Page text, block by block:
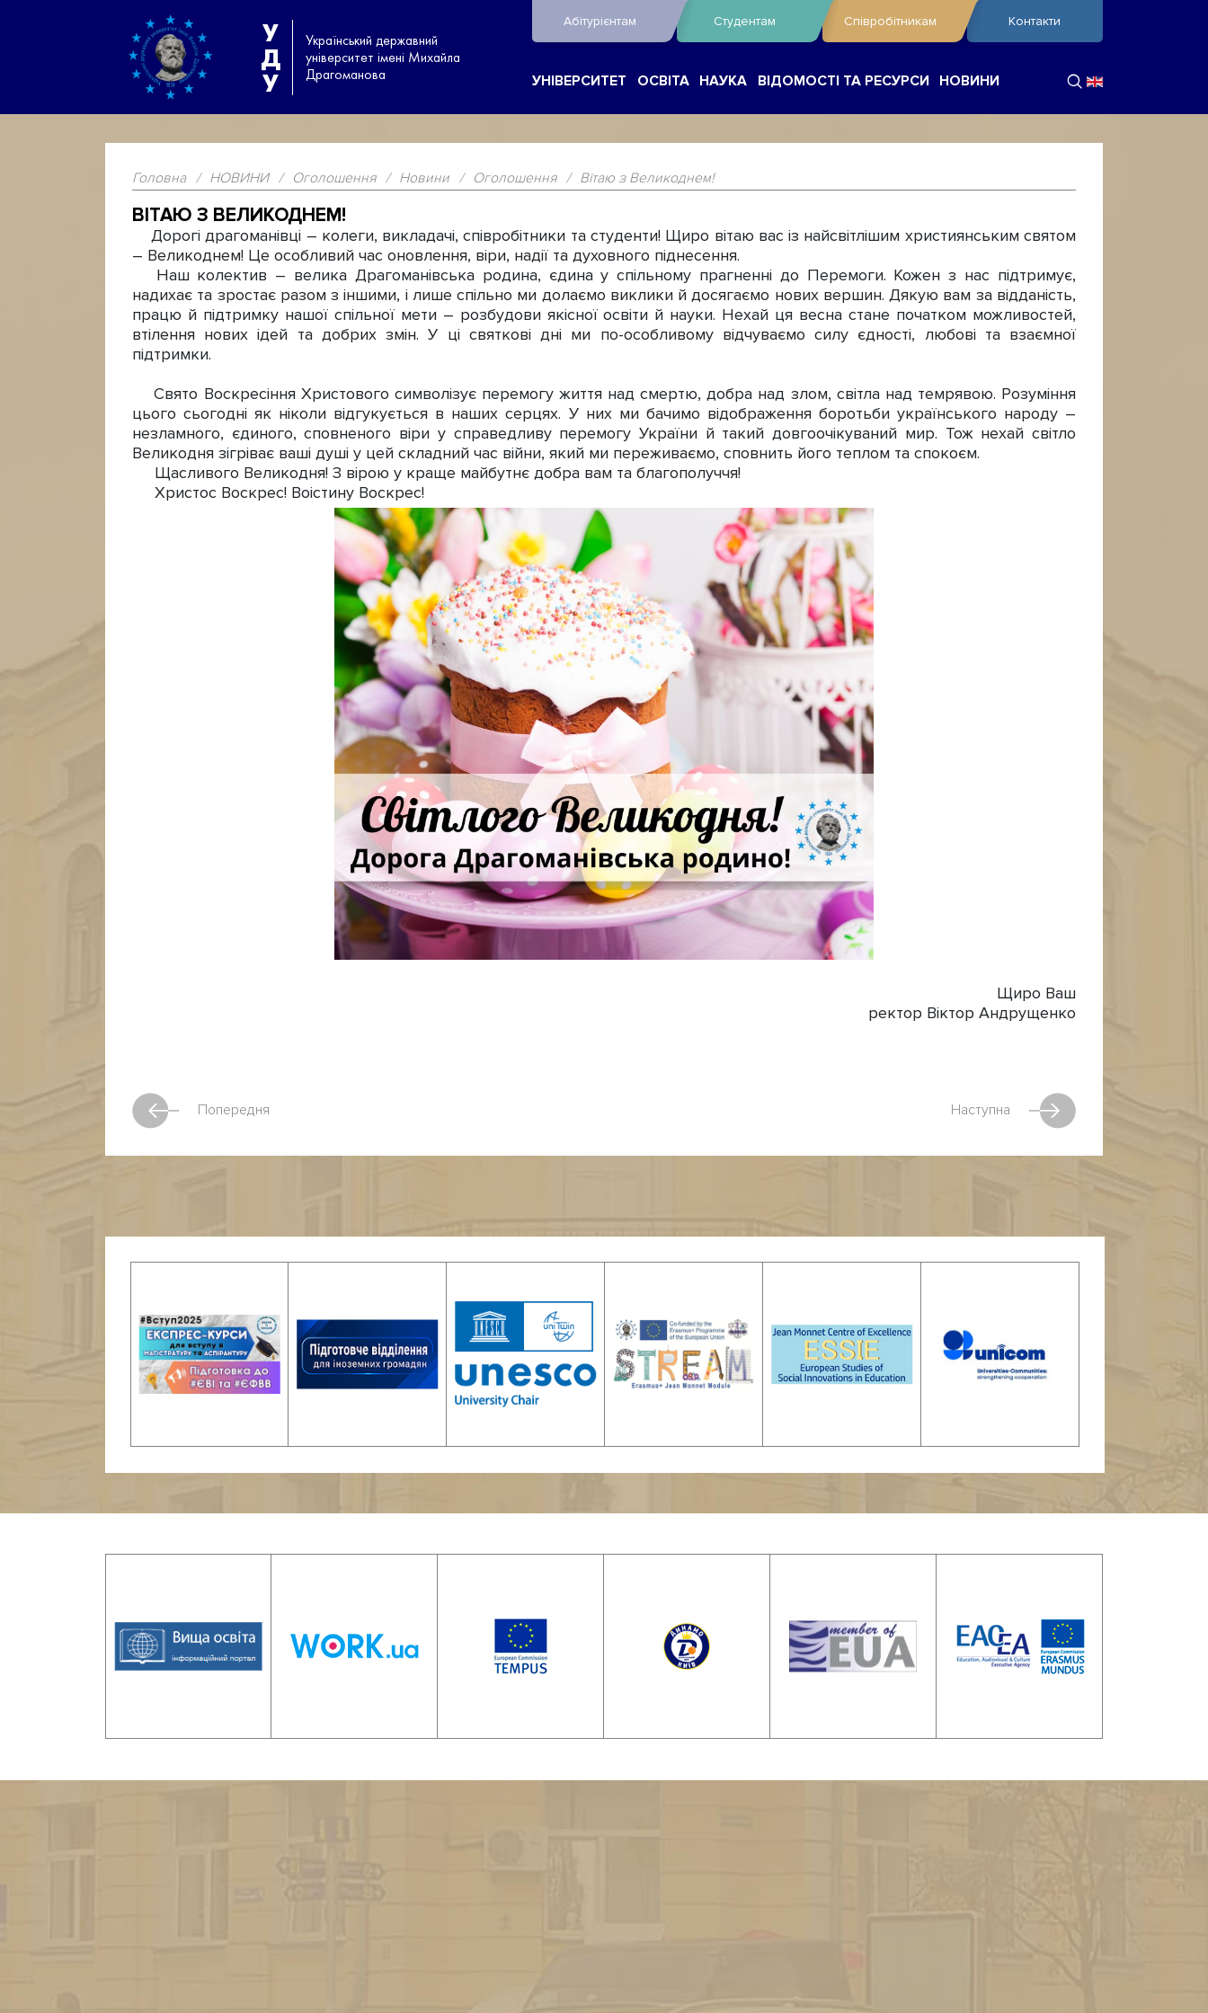
У
Д
У
Український державний
університет імені Михайла
Драгоманова
Абітурієнтам Студентам Співробітникам Контакти
УНІВЕРСИТЕТ ОСВІТА НАУКА ВІДОМОСТІ ТА РЕСУРСИ НОВИНИ
Головна / НОВИНИ / Оголошення / Новини / Оголошення / Вітаю з Великоднем!
ВІТАЮ З ВЕЛИКОДНЕМ!
Дорогі драгоманівці – колеги, викладачі, співробітники та студенти! Щиро вітаю вас із найсвітлішим християнським святом
– Великоднем! Це особливий час оновлення, віри, надії та духовного піднесення.
Наш колектив – велика Драгоманівська родина, єдина у спільному прагненні до Перемоги. Кожен з нас підтримує,
надихає та зростає разом з іншими, і лише спільно ми долаємо виклики й досягаємо нових вершин. Дякую вам за відданість,
працю й підтримку нашої спільної мети – розбудови якісної освіти й науки. Нехай ця весна стане початком можливостей,
втілення нових ідей та добрих змін. У ці святкові дні ми по-особливому відчуваємо силу єдності, любові та взаємної
підтримки.
Свято Воскресіння Христового символізує перемогу життя над смертю, добра над злом, світла над темрявою. Розуміння
цього сьогодні як ніколи відгукується в наших серцях. У них ми бачимо відображення боротьби українського народу –
незламного, єдиного, сповненого віри у справедливу перемогу України й такий довгоочікуваний мир. Тож нехай світло
Великодня зігріває ваші душі у цей складний час війни, який ми переживаємо, сповнить його теплом та спокоєм.
Щасливого Великодня! З вірою у краще майбутнє добра вам та благополуччя!
Христос Воскрес! Воістину Воскрес!
Щиро Ваш
ректор Віктор Андрущенко
Попередня Наступна